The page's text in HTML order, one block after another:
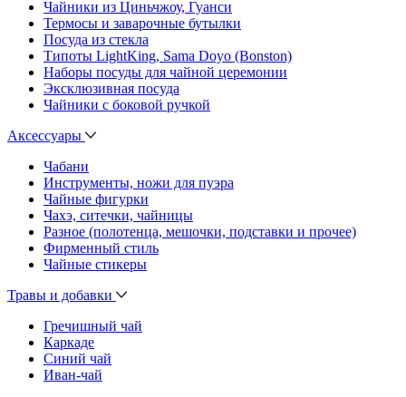
Чайники из Циньчжоу, Гуанси
Термосы и заварочные бутылки
Посуда из стекла
Типоты LightKing, Sama Doyo (Bonston)
Наборы посуды для чайной церемонии
Эксклюзивная посуда
Чайники с боковой ручкой
Аксессуары
Чабани
Инструменты, ножи для пуэра
Чайные фигурки
Чахэ, ситечки, чайницы
Разное (полотенца, мешочки, подставки и прочее)
Фирменный стиль
Чайные стикеры
Травы и добавки
Гречишный чай
Каркаде
Синий чай
Иван-чай